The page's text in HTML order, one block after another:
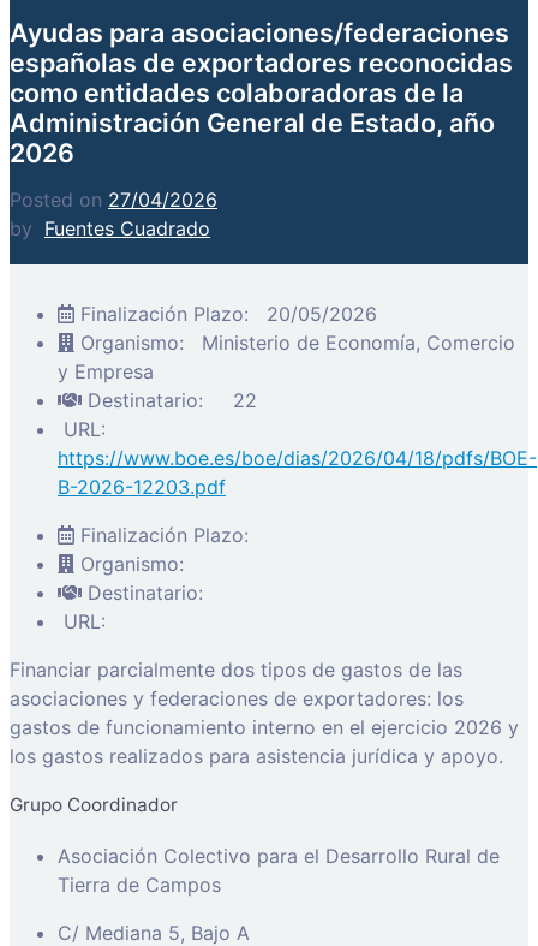
Ayudas para asociaciones/federaciones
españolas de exportadores reconocidas
como entidades colaboradoras de la
Administración General de Estado, año
2026
Posted on 27/04/2026
by Fuentes Cuadrado
Finalización Plazo:
20/05/2026
Organismo:
Ministerio de Economía, Comercio
y Empresa
Destinatario:
22
URL:
https://www.boe.es/boe/dias/2026/04/18/pdfs/BOE-
B-2026-12203.pdf
Finalización Plazo:
Organismo:
Destinatario:
URL:
Financiar parcialmente dos tipos de gastos de las
asociaciones y federaciones de exportadores: los
gastos de funcionamiento interno en el ejercicio 2026 y
los gastos realizados para asistencia jurídica y apoyo.
Grupo Coordinador
Asociación Colectivo para el Desarrollo Rural de
Tierra de Campos
C/ Mediana 5, Bajo A